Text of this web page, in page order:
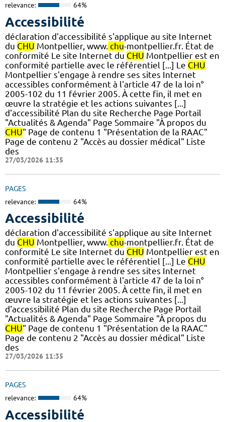
relevance: 64%
Accessibilité
déclaration d'accessibilité s'applique au site Internet
du CHU Montpellier, www. chu-montpellier.fr. État de
conformité Le site Internet du CHU Montpellier est en
conformité partielle avec le référentiel [...] Le CHU
Montpellier s'engage à rendre ses sites Internet
accessibles conformément à l'article 47 de la loi n°
2005-102 du 11 février 2005. À cette fin, il met en
œuvre la stratégie et les actions suivantes [...]
d'accessibilité Plan du site Recherche Page Portail
"Actualités & Agenda" Page Sommaire "À propos du
CHU" Page de contenu 1 "Présentation de la RAAC"
Page de contenu 2 "Accès au dossier médical" Liste
des
27/03/2026 11:35
PAGES
relevance: 64%
Accessibilité
déclaration d'accessibilité s'applique au site Internet
du CHU Montpellier, www. chu-montpellier.fr. État de
conformité Le site Internet du CHU Montpellier est en
conformité partielle avec le référentiel [...] Le CHU
Montpellier s'engage à rendre ses sites Internet
accessibles conformément à l'article 47 de la loi n°
2005-102 du 11 février 2005. À cette fin, il met en
œuvre la stratégie et les actions suivantes [...]
d'accessibilité Plan du site Recherche Page Portail
"Actualités & Agenda" Page Sommaire "À propos du
CHU" Page de contenu 1 "Présentation de la RAAC"
Page de contenu 2 "Accès au dossier médical" Liste
des
27/03/2026 11:35
PAGES
relevance: 64%
Accessibilité